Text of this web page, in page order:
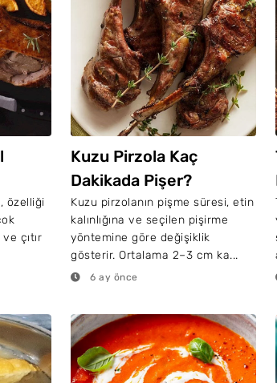
özelliği
çıtır
Kuzu Pirzola Kaç
Dakikada Pişer?
Kuzu pirzolanın pişme süresi, etin
kalınlığına ve seçilen pişirme
yöntemine göre değişiklik
gösterir. Ortalama 2–3 cm ka...
6 ay önce